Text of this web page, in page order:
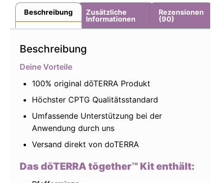
Beschreibung
Zusätzliche
Informationen
Rezensionen
(90)
Beschreibung
Deine Vorteile
100% original dōTERRA Produkt
Höchster CPTG Qualitätsstandard
Umfassende Unterstützung bei der
Anwendung durch uns
Versand direkt von doTERRA
Das dōTERRA tōgether™ Kit enthält: